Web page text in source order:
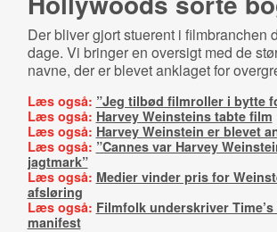
Der bliver gjort stuerent i filmbranchen
dage. Vi bringer en oversigt med de
navne, der er blevet anklaget for
Læs også: ”Jeg tilbød filmroller i bytte
Læs også: Harvey Weinsteins tabte film
Læs også: Harvey Weinstein er blevet
Læs også: ”Cannes var Harvey
jagtmark”
Læs også: Medier vinder pris for
afsløring
Læs også: Filmfolk underskriver Time’s
manifest